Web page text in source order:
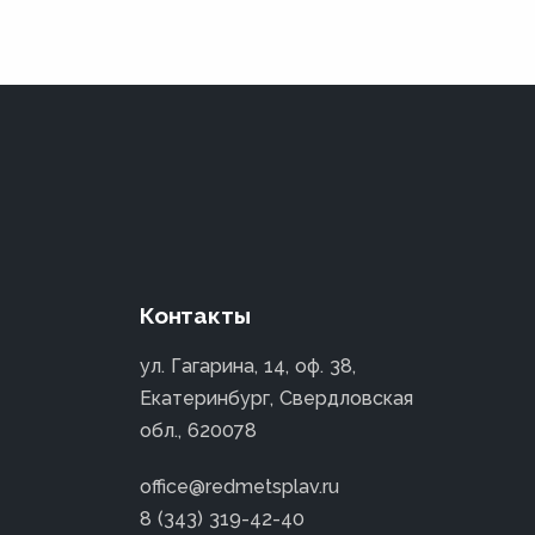
Контакты
ул. Гагарина, 14, оф. 38,
Екатеринбург, Свердловская
обл., 620078
office@redmetsplav.ru
8 (343) 319-42-40